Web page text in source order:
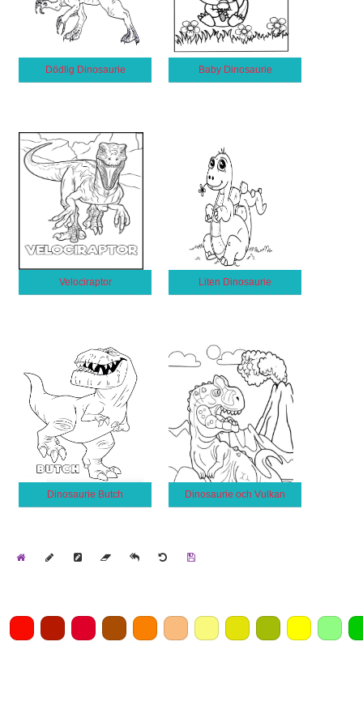
Dödlig Dinosaurie Baby Dinosaurie
Velociraptor Liten Dinosaurie
Dinosaurie Butch Dinosaurie och Vulkan